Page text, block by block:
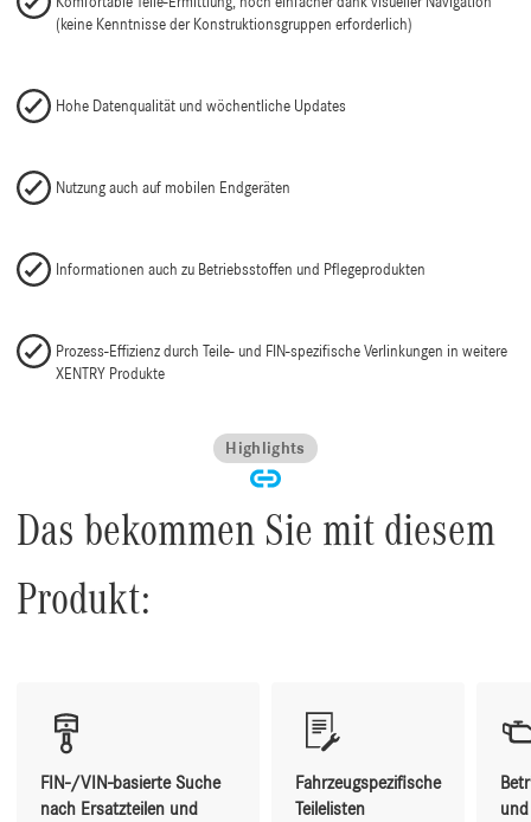
(keine Kenntnisse der Konstruktionsgruppen erforderlich)
Hohe Datenqualität und wöchentliche Updates
Nutzung auch auf mobilen Endgeräten
Informationen auch zu Betriebsstoffen und Pflegeprodukten
Prozess-Effizienz durch Teile- und FIN-spezifische Verlinkungen in weitere
XENTRY Produkte
Highlights
Das bekommen Sie mit diesem
Produkt:
FIN-/VIN-basierte Suche
nach Ersatzteilen und
Fahrzeugspezifische
Teilelisten